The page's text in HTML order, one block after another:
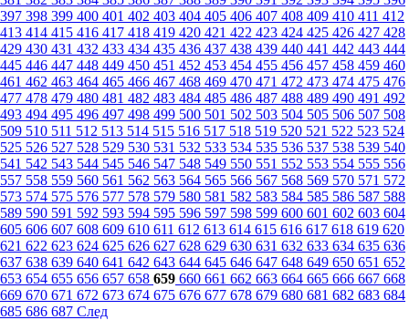
397 398 399 400 401 402 403 404 405 406 407 408 409 410 411 412
413 414 415 416 417 418 419 420 421 422 423 424 425 426 427 428
429 430 431 432 433 434 435 436 437 438 439 440 441 442 443 444
445 446 447 448 449 450 451 452 453 454 455 456 457 458 459 460
461 462 463 464 465 466 467 468 469 470 471 472 473 474 475 476
477 478 479 480 481 482 483 484 485 486 487 488 489 490 491 492
493 494 495 496 497 498 499 500 501 502 503 504 505 506 507 508
509 510 511 512 513 514 515 516 517 518 519 520 521 522 523 524
525 526 527 528 529 530 531 532 533 534 535 536 537 538 539 540
541 542 543 544 545 546 547 548 549 550 551 552 553 554 555 556
557 558 559 560 561 562 563 564 565 566 567 568 569 570 571 572
573 574 575 576 577 578 579 580 581 582 583 584 585 586 587 588
589 590 591 592 593 594 595 596 597 598 599 600 601 602 603 604
605 606 607 608 609 610 611 612 613 614 615 616 617 618 619 620
621 622 623 624 625 626 627 628 629 630 631 632 633 634 635 636
637 638 639 640 641 642 643 644 645 646 647 648 649 650 651 652
653 654 655 656 657 658 659 660 661 662 663 664 665 666 667 668
669 670 671 672 673 674 675 676 677 678 679 680 681 682 683 684
685 686 687 След